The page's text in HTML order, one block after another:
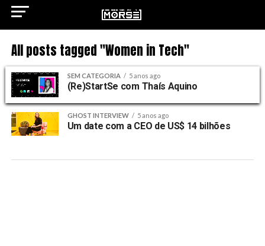
All posts tagged "Women in Tech"
SEM CATEGORIA 5 anos ago
(Re)StartSe com Thaís Aquino
GHOST INTERVIEW 5 anos ago
Um date com a CEO de US$ 14 bilhões